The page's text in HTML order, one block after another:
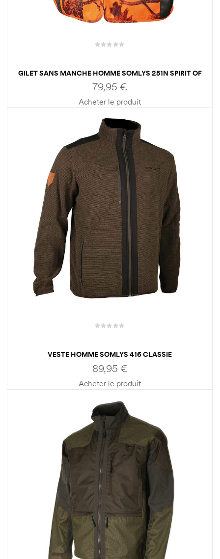
GILET SANS MANCHE HOMME SOMLYS 251N SPIRIT OF
TRAQUE
79,95 €
Acheter le produit
VESTE HOMME SOMLYS 416 CLASSIE
89,95 €
Acheter le produit